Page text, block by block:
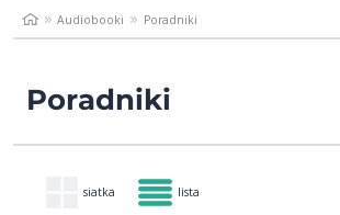
Audiobooki Poradniki
Poradniki
siatka lista